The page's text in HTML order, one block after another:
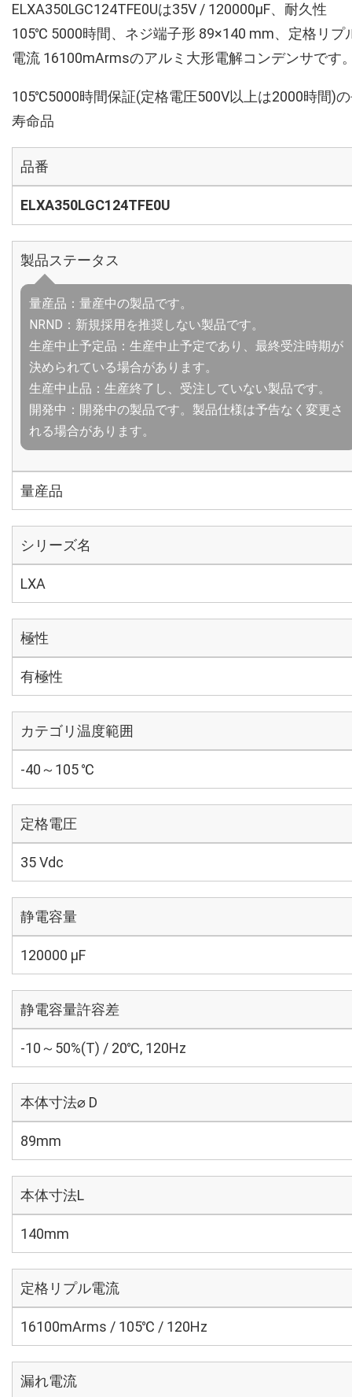
ELXA350LGC124TFE0Uは35V / 120000µF、耐久性
105℃ 5000時間、ネジ端子形 89×140 mm、定格リプ
電流 16100mArmsのアルミ大形電解コンデンサです
105℃5000時間保証(定格電圧500V以上は2000時間)
寿命品
品番
ELXA350LGC124TFE0U
製品ステータス
量産品：量産中の製品です。
NRND：新規採用を推奨しない製品です。
生産中止予定品：生産中止予定であり、最終受注時期が
決められている場合があります。
生産中止品：生産終了し、受注していない製品です。
開発中：開発中の製品です。製品仕様は予告なく変更さ
れる場合があります。
量産品
シリーズ名
LXA
極性
有極性
カテゴリ温度範囲
-40～105 ℃
定格電圧
35 Vdc
静電容量
120000 µF
静電容量許容差
-10～50%(T) / 20℃, 120Hz
本体寸法⌀ D
89mm
本体寸法L
140mm
定格リプル電流
16100mArms / 105℃ / 120Hz
漏れ電流